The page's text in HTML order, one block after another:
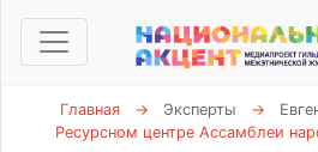
Главная → Эксперты →
Ресурсном центре Ассамблеи